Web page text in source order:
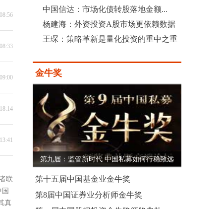
联
真
中国信达：市场化债转股落地金额...
杨建海：外资投资A股市场更依赖数据
王琛：策略革新是量化投资的重中之重
金牛奖
第九届：监管新时代 中国私募如何行稳致远
第十五届中国基金业金牛奖
第8届中国证券业分析师金牛奖